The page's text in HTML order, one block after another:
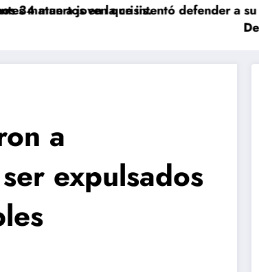
la crisis.
que intentó defender a su familia
Delincuente es
a
expulsados